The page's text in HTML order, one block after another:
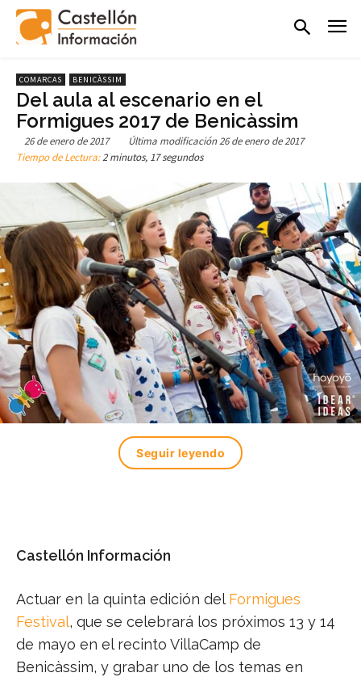
COMARCAS BENICÀSSIM
Del aula al escenario en el
Formigues 2017 de Benicàssim
26 de enero de 2017 Última modificación26 de enero de 2017
Tiempo de Lectura:2 minutos, 17 segundos
Seguir leyendo
Castellón Información
Actuar en la quinta edición delFormigues
Festival, que se celebrará los próximos 13 y 14
de mayo en el recinto VillaCamp de
Benicàssim, y grabar uno de los temas en